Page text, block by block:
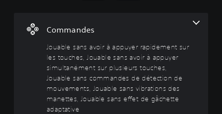
Commandes
Jouable sans avoir à appuyer rapidement sur
les touches, Jouable sans avoir à appuyer
simultanément sur plusieurs touches,
Jouable sans commandes de détection de
mouvements, Jouable sans vibrations des
manettes, Jouable sans effet de gâchette
adaptative
n
a
v
o
i
r
à
a